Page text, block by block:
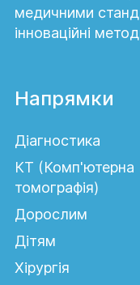
медичними
інноваційні
Напрямки
Діагностика
КТ (Комп'ютерна
томографія)
Дорослим
Дітям
Хірургія